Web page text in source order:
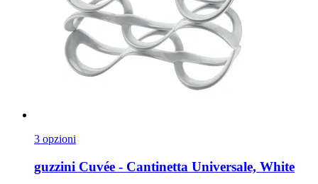
3 opzioni
guzzini Cuvée -​ Cantinetta Universale, White